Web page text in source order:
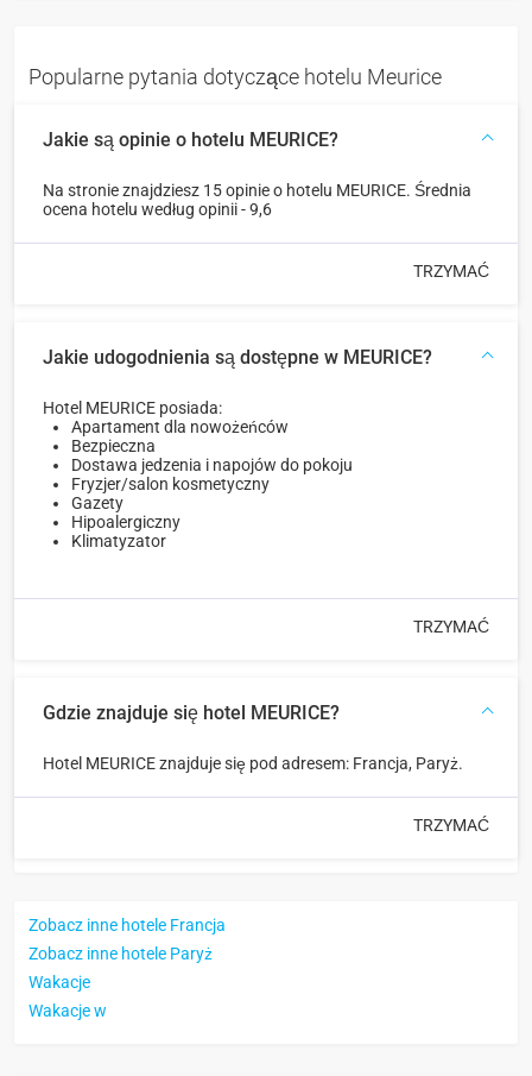
Popularne pytania dotyczące hotelu Meurice
Jakie są opinie o hotelu MEURICE?
Na stronie znajdziesz 15 opinie o hotelu MEURICE. Średnia
ocena hotelu według opinii - 9,6
TRZYMAĆ
Jakie udogodnienia są dostępne w MEURICE?
Hotel MEURICE posiada:
Apartament dla nowożeńców
Bezpieczna
Dostawa jedzenia i napojów do pokoju
Fryzjer/salon kosmetyczny
Gazety
Hipoalergiczny
Klimatyzator
TRZYMAĆ
Gdzie znajduje się hotel MEURICE?
Hotel MEURICE znajduje się pod adresem: Francja, Paryż.
TRZYMAĆ
Zobacz inne hotele Francja
Zobacz inne hotele Paryż
Wakacje
Wakacje w